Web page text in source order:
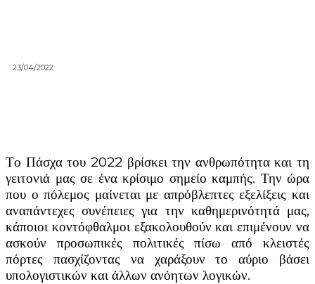
23/04/2022
Το Πάσχα του 2022 βρίσκει την ανθρωπότητα και τη
γειτονιά μας σε ένα κρίσιμο σημείο καμπής. Την ώρα
που ο πόλεμος μαίνεται με απρόβλεπτες εξελίξεις και
αναπάντεχες συνέπειες για την καθημερινότητά μας,
κάποιοι κοντόφθαλμοι εξακολουθούν και επιμένουν να
ασκούν προσωπικές πολιτικές πίσω από κλειστές
πόρτες πασχίζοντας να χαράξουν το αύριο βάσει
υπολογιστικών και άλλων ανόητων λογικών.